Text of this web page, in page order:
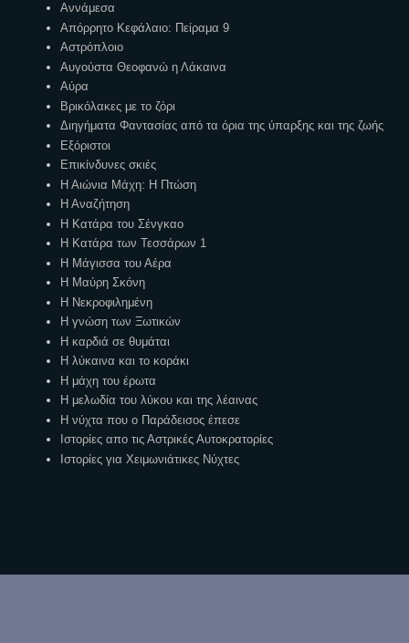
Αννάμεσα
Απόρρητο Κεφάλαιο: Πείραμα 9
Αστρόπλοιο
Αυγούστα Θεοφανώ η Λάκαινα
Αύρα
Βρικόλακες με το ζόρι
Διηγήματα Φαντασίας από τα όρια της ύπαρξης και της ζωής
Εξόριστοι
Επικίνδυνες σκιές
Η Αιώνια Μάχη: Η Πτώση
Η Αναζήτηση
Η Κατάρα του Σένγκαο
Η Κατάρα των Τεσσάρων 1
Η Μάγισσα του Αέρα
Η Μαύρη Σκόνη
Η Νεκροφιλημένη
Η γνώση των Ξωτικών
Η καρδιά σε θυμάται
Η λύκαινα και το κοράκι
Η μάχη του έρωτα
Η μελωδία του λύκου και της λέαινας
Η νύχτα που ο Παράδεισος έπεσε
Ιστορίες απο τις Αστρικές Αυτοκρατορίες
Ιστορίες για Χειμωνιάτικες Νύχτες